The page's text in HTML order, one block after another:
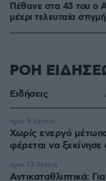
Πέθανε στα 43 του ο
μέχρι τελευταία
ΡΟΗ
Ειδήσεις
Χωρίς ενεργό
φέρεται να
πριν 9 λεπτά
Αντικαταθλιπτικά:
πριν 13 λεπτά